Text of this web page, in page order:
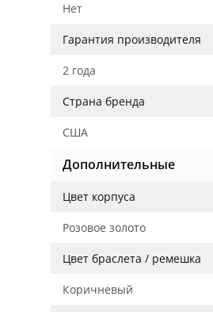
Нет
Гарантия производителя
2 года
Страна бренда
США
Дополнительные
Цвет корпуса
Розовое золото
Цвет браслета / ремешка
Коричневый